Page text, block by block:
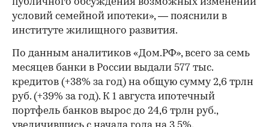
публичного обсуждения возможных изменений
условий семейной ипотеки», — пояснили в
институте жилищного развития.
По данным аналитиков «Дом.РФ», всего за семь
месяцев банки в России выдали 577 тыс.
кредитов (+38% за год) на общую сумму 2,6 трлн
руб. (+39% за год). К 1 августа ипотечный
портфель банков вырос до 24,6 трлн руб.,